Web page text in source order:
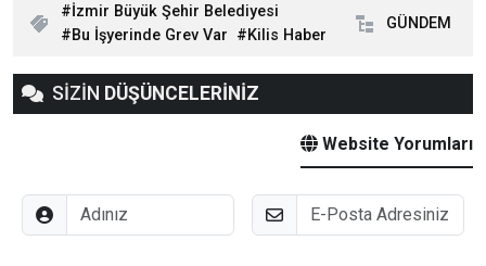
İzmir Büyük Şehir Belediyesi
Bu İşyerinde Grev Var
Kilis Haber
GÜNDEM
SİZİN DÜŞÜNCELERİNİZ
Website Yorumları
Adınız E-Posta